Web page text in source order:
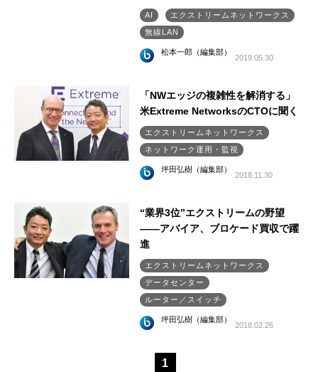
AI
エクストリームネットワークス
無線LAN
松本一郎（編集部）
2019.05.30
「NWエッジの複雑性を解消する」
米Extreme NetworksのCTOに聞く
エクストリームネットワークス
ネットワーク運用・監視
坪田弘樹（編集部）
2018.11.30
“業界3位”エクストリームの野望
――アバイア、ブロケード買収で躍
進
エクストリームネットワークス
データセンター
ルーター／スイッチ
坪田弘樹（編集部）
2018.02.26
1